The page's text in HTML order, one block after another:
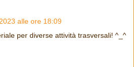
alle ore 18:09
per diverse attività trasversali! ^_^